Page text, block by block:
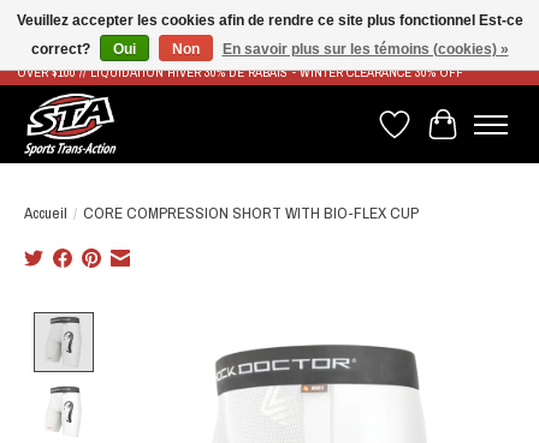
LIVRAISON RAPIDE ET GRATUITE À PARTIR DE 100$ - FAST & FREE SHIPPING ON ORDERS
OVER $100 // LIQUIDATION HIVER 30% DE RABAIS - WINTER CLEARANCE 30% OFF
Liste de souhaits
Panier
Accueil / CORE COMPRESSION SHORT WITH BIO-FLEX CUP
Veuillez accepter les cookies afin de rendre ce site plus fonctionnel Est-ce
correct?
Oui Non En savoir plus sur les témoins (cookies) »